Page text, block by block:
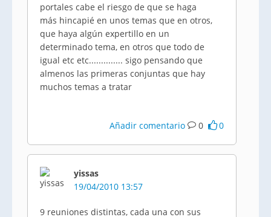
portales cabe el riesgo de que se haga
más hincapié en unos temas que en otros,
que haya algún expertillo en un
determinado tema, en otros que todo de
igual etc etc.............. sigo pensando que
almenos las primeras conjuntas que hay
muchos temas a tratar
Añadir comentario 0 0
yissas
19/04/2010 13:57
9 reuniones distintas, cada una con sus